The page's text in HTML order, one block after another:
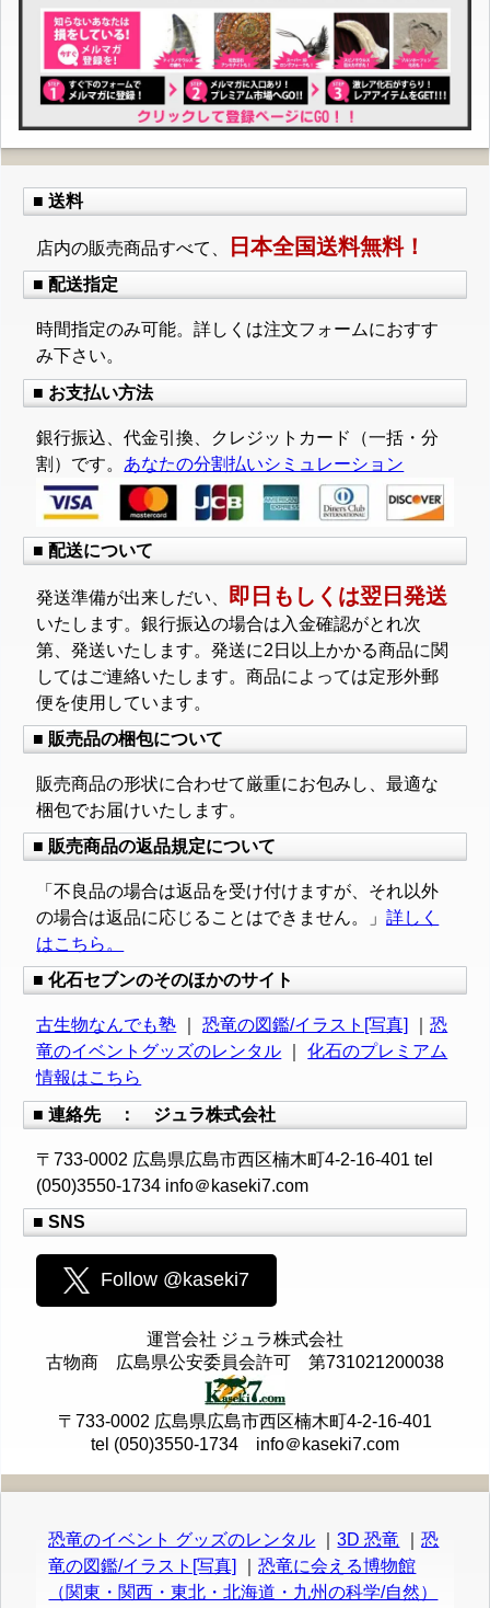
■ 送料
店内の販売商品すべて、 日本全国送料無料！
■ 配送指定
時間指定のみ可能。詳しくは注文フォームにおすす
み下さい。
■ お支払い方法
銀行振込、代金引換、クレジットカード（一括・分
割）です。 あなたの分割払いシミュレーション
■ 配送について
発送準備が出来しだい、 即日もしくは翌日発送
いたします。銀行振込の場合は入金確認がとれ次
第、発送いたします。発送に2日以上かかる商品に関
してはご連絡いたします。商品によっては定形外郵
便を使用しています。
■ 販売品の梱包について
販売商品の形状に合わせて厳重にお包みし、最適な
梱包でお届けいたします。
■ 販売商品の返品規定について
「不良品の場合は返品を受け付けますが、それ以外
の場合は返品に応じることはできません。」詳しく
はこちら。
■ 化石セブンのそのほかのサイト
古生物なんでも塾 ｜恐竜の図鑑/イラスト[写真] ｜恐
竜のイベントグッズのレンタル ｜化石のプレミアム
情報はこちら
■ 連絡先 ： ジュラ株式会社
〒733-0002 広島県広島市西区楠木町4-2-16-401 tel
(050)3550-1734 info＠kaseki7.com
■ SNS
Follow @kaseki7
運営会社 ジュラ株式会社
古物商 広島県公安委員会許可 第731021200038
〒733-0002 広島県広島市西区楠木町4-2-16-401
tel (050)3550-1734 info＠kaseki7.com
恐竜のイベント グッズのレンタル ｜3D 恐竜 ｜恐
竜の図鑑/イラスト[写真]
｜恐竜に会える博物館
（関東・関西・東北・北海道・九州の科学/自然）